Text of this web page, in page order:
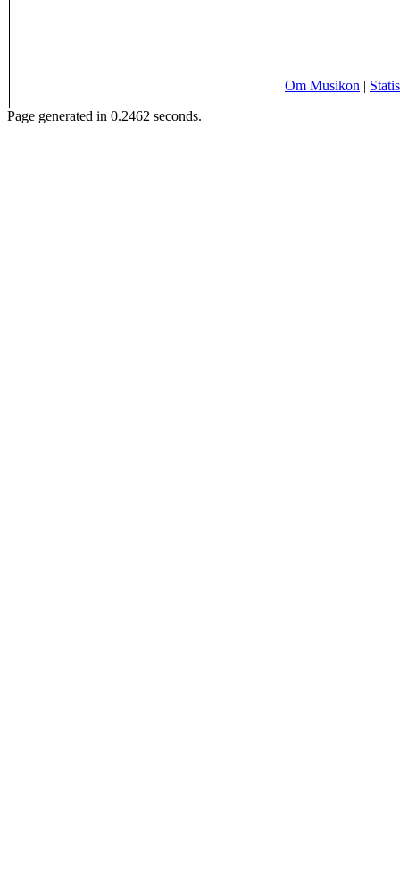
Om Musikon |
Page generated in 0.2462 seconds.